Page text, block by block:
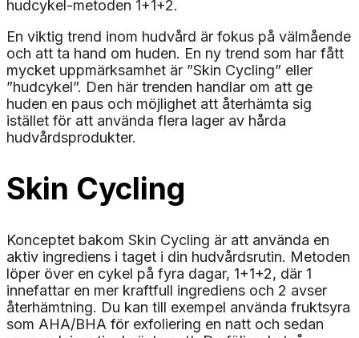
En viktig trend inom hudvård är fokus på välmående
och att ta hand om huden. En ny trend som har fått
mycket uppmärksamhet är ”Skin Cycling” eller
”hudcykel”. Den här trenden handlar om att ge
huden en paus och möjlighet att återhämta sig
istället för att använda flera lager av hårda
hudvårdsprodukter.
Skin Cycling
Konceptet bakom Skin Cycling är att använda en
aktiv ingrediens i taget i din hudvårdsrutin. Metoden
löper över en cykel på fyra dagar, 1+1+2, där 1
innefattar en mer kraftfull ingrediens och 2 avser
återhämtning. Du kan till exempel använda fruktsyra
som AHA/BHA för exfoliering en natt och sedan